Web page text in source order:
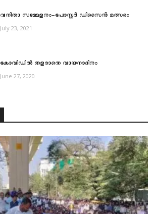
വനിതാ സമ്മേളനം-പോസ്റ്റർ ഡിസൈൻ മത്സരം
July 23, 2021
കോവിഡിൽ തളരാതെ വായനാദിനം
June 27, 2020